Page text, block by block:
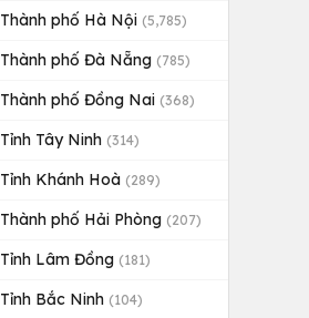
Thành phố Hà Nội (5,785)
Thành phố Đà Nẵng (785)
Thành phố Đồng Nai (368)
Tỉnh Tây Ninh (314)
Tỉnh Khánh Hoà (289)
Thành phố Hải Phòng (207)
Tỉnh Lâm Đồng (181)
Tỉnh Bắc Ninh (104)